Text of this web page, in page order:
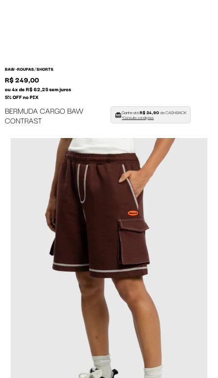
BAW •ROUPAS/SHORTS
R$ 249,00
ou 4x de R$ 62,25 sem juros
5% OFF no PIX
BERMUDA CARGO BAW
CONTRAST
Ganhe atéR$ 24,90de CASHBACK
*Consulte condições